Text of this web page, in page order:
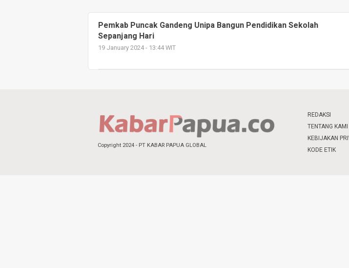
Pemkab Puncak Gandeng Unipa Bangun Pendidikan Sekolah
Sepanjang Hari
19 January 2024 - 13:44 WIT
Copyright 2024 - PT KABAR PAPUA GLOBAL
REDAKSI
TENTANG KAMI
KEBIJAKAN
KODE ETIK